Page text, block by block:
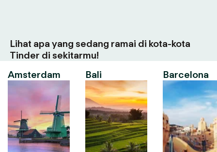
Lihat apa yang sedang ramai di kota-kota
Tinder di sekitarmu!
Amsterdam
Bali Barcelona